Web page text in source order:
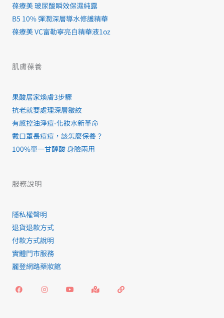
葆療美 玻尿酸瞬效保濕純露
B5 10% 彈潤深層導水修護精華
葆療美 VC富勒寧亮白精華液1oz
肌膚葆養
果酸居家煥膚3步驟
抗老就要處理深層皺紋
有感控油淨痘-化妝水新革命
戴口罩長痘痘，該怎麼保養？
100%單一甘醇酸 身臉兩用
服務說明
隱私權聲明
退貨退款方式
付款方式說明
實體門市服務
麗登網路藥妝館
F
a
I
n
Y
o
M
a
L
i